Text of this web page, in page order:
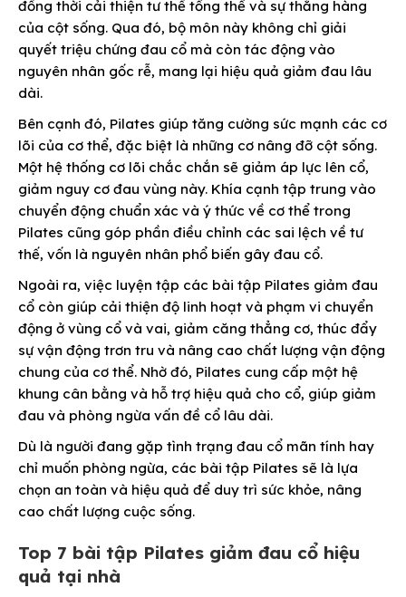
đồng thời cải thiện tư thế tổng thể và sự thẳng hàng
của cột sống. Qua đó, bộ môn này không chỉ giải
quyết triệu chứng đau cổ mà còn tác động vào
nguyên nhân gốc rễ, mang lại hiệu quả giảm đau lâu
dài.
Bên cạnh đó, Pilates giúp tăng cường sức mạnh các cơ
lõi của cơ thể, đặc biệt là những cơ nâng đỡ cột sống.
Một hệ thống cơ lõi chắc chắn sẽ giảm áp lực lên cổ,
giảm nguy cơ đau vùng này. Khía cạnh tập trung vào
chuyển động chuẩn xác và ý thức về cơ thể trong
Pilates cũng góp phần điều chỉnh các sai lệch về tư
thế, vốn là nguyên nhân phổ biến gây đau cổ.
Ngoài ra, việc luyện tập các bài tập Pilates giảm đau
cổ còn giúp cải thiện độ linh hoạt và phạm vi chuyển
động ở vùng cổ và vai, giảm căng thẳng cơ, thúc đẩy
sự vận động trơn tru và nâng cao chất lượng vận động
chung của cơ thể. Nhờ đó, Pilates cung cấp một hệ
khung cân bằng và hỗ trợ hiệu quả cho cổ, giúp giảm
đau và phòng ngừa vấn đề cổ lâu dài.
Dù là người đang gặp tình trạng đau cổ mãn tính hay
chỉ muốn phòng ngừa, các bài tập Pilates sẽ là lựa
chọn an toàn và hiệu quả để duy trì sức khỏe, nâng
cao chất lượng cuộc sống.
Top 7 bài tập Pilates giảm đau cổ hiệu
quả tại nhà